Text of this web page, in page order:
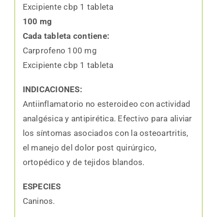
Excipiente cbp 1 tableta
100 mg
Cada tableta contiene:
Carprofeno 100 mg
Excipiente cbp 1 tableta
INDICACIONES:
Antiinflamatorio no esteroideo con actividad
analgésica y antipirética. Efectivo para aliviar
los síntomas asociados con la osteoartritis,
el manejo del dolor post quirúrgico,
ortopédico y de tejidos blandos.
ESPECIES
Caninos.